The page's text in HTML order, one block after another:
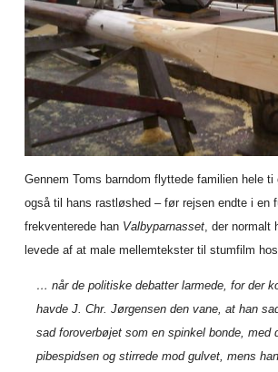
Gennem Toms barndom flyttede familien hele
også til hans rastløshed – før rejsen endte i en
frekventerede han Valbyparnasset, der normalt
levede af at male mellemtekster til stumfilm
… når de politiske debatter larmede, for der
havde J. Chr. Jørgensen den vane, at han
sad foroverbøjet som en spinkel bonde,
pibespidsen og stirrede mod gulvet, mens